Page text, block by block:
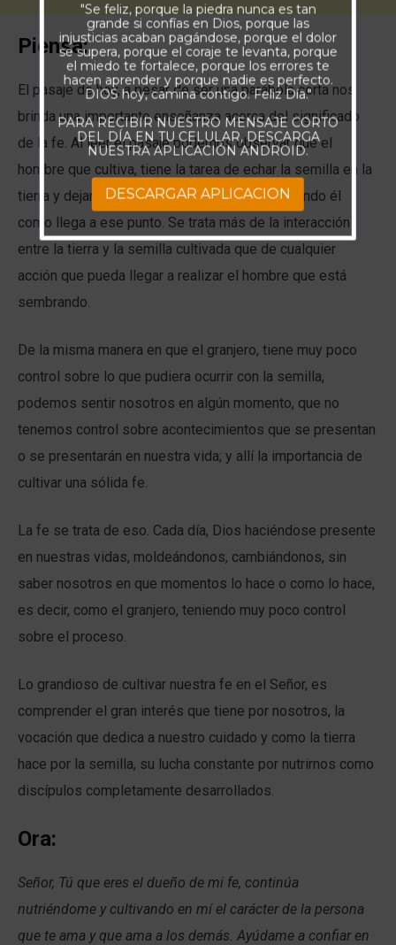
Piensa:
El pasaje de hoy, a pesar de ser una parábola corta nos
brinda una importante enseñanza acerca del significado
de la fe. Al leer el pasaje podemos observar que el
hombre que cultiva, tiene la tarea de echar la semilla en la
tierra y dejar a ella su crecimiento, desconociendo él
como llega a ese punto. Se trata más de la interacción
entre la tierra y la semilla cultivada que de cualquier
acción que pueda llegar a realizar el hombre que está
sembrando.
De la misma manera en que el granjero, tiene muy poco
control sobre lo que pudiera ocurrir con la semilla,
podemos sentir nosotros en algún momento, que no
tenemos control sobre acontecimientos que se presentan
o se presentarán en nuestra vida; y allí la importancia de
cultivar una sólida fe.
La fe se trata de eso. Cada día, Dios haciéndose presente
en nuestras vidas, moldeándonos, cambiándonos, sin
saber nosotros en que momentos lo hace o como lo hace,
es decir, como el granjero, teniendo muy poco control
sobre el proceso.
Lo grandioso de cultivar nuestra fe en el Señor, es
comprender el gran interés que tiene por nosotros, la
vocación que dedica a nuestro cuidado y como la tierra
hace por la semilla, su lucha constante por nutrirnos como
discípulos completamente desarrollados.
Ora:
Señor, Tú que eres el dueño de mi fe, continúa
nutriéndome y cultivando en mí el carácter de la persona
que te ama y que ama a los demás. Ayúdame a confiar en
"Se feliz, porque la piedra nunca es tan
grande si confías en Dios, porque las
injusticias acaban pagándose, porque el dolor
se supera, porque el coraje te levanta, porque
el miedo te fortalece, porque los errores te
hacen aprender y porque nadie es perfecto.
DIOS hoy, camina contigo. Feliz Día."
PARA RECIBIR NUESTRO MENSAJE CORTO
DEL DÍA EN TU CELULAR, DESCARGA
NUESTRA APLICACIÓN ANDROID.
DESCARGAR APLICACION